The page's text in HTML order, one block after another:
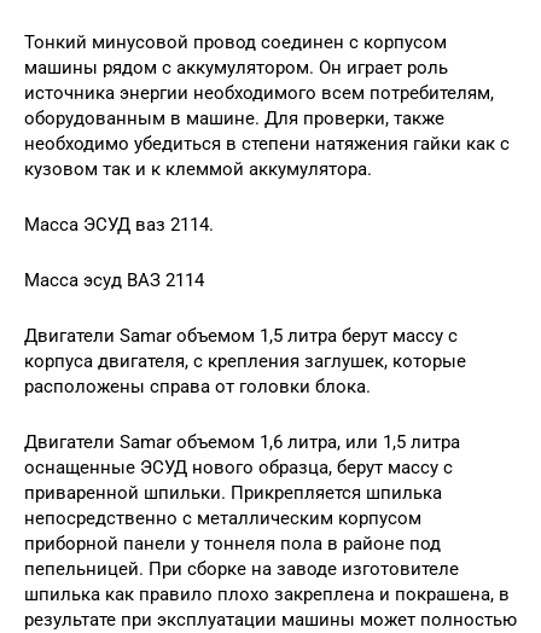
Тонкий минусовой провод соединен с корпусом
машины рядом с аккумулятором. Он играет роль
источника энергии необходимого всем потребителям,
оборудованным в машине. Для проверки, также
необходимо убедиться в степени натяжения гайки как с
кузовом так и к клеммой аккумулятора.
Масса ЭСУД ваз 2114.
Масса эсуд ВАЗ 2114
Двигатели Samar объемом 1,5 литра берут массу с
корпуса двигателя, с крепления заглушек, которые
расположены справа от головки блока.
Двигатели Samar объемом 1,6 литра, или 1,5 литра
оснащенные ЭСУД нового образца, берут массу с
приваренной шпильки. Прикрепляется шпилька
непосредственно с металлическим корпусом
приборной панели у тоннеля пола в районе под
пепельницей. При сборке на заводе изготовителе
шпилька как правило плохо закреплена и покрашена, в
результате при эксплуатации машины может полностью